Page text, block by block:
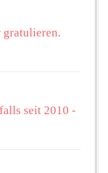
gratulieren.
seit 2010 -